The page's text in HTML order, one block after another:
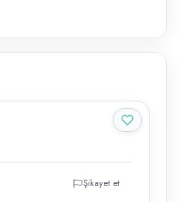
Şikayet et